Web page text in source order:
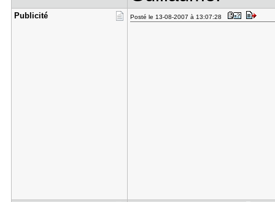
Publicité Posté le 13-08-2007 à 13:07:28